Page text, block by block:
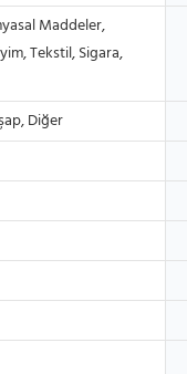
Maddeler,
Tekstil, Sigara,
Diğer